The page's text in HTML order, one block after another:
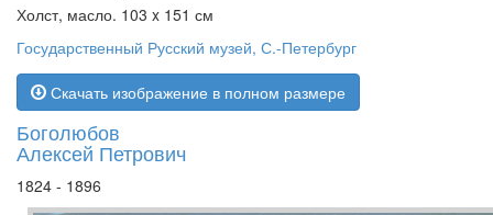
Холст, масло. 103 x 151 см
Государственный Русский музей, С.-Петербург
Скачать изображение в полном размере
Боголюбов
Алексей Петрович
1824 - 1896